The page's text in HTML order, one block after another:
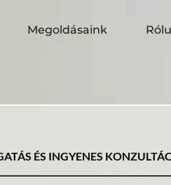
Megoldásaink
ÉS INGYENES